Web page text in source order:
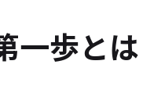
ナーの第一歩
一歩とは